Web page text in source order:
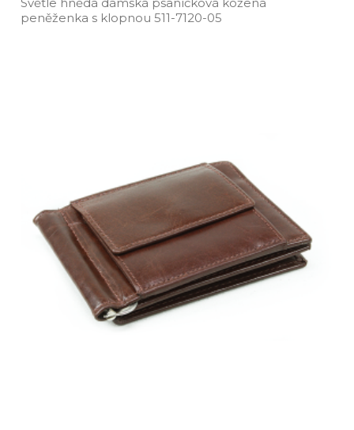
peněženka s klopnou 511­-7120­-05